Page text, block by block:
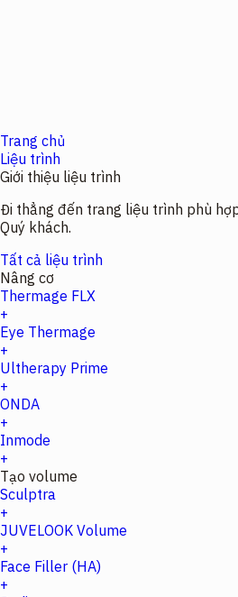
Trang chủ
Liệu trình
Giới thiệu liệu trình
Đi thẳng đến trang liệu trình phù
Quý khách.
Tất cả liệu trình
Nâng cơ
Thermage FLX
+
Eye Thermage
+
Ultherapy Prime
+
ONDA
+
Inmode
+
Tạo volume
Sculptra
+
JUVELOOK Volume
+
Face Filler (HA)
+